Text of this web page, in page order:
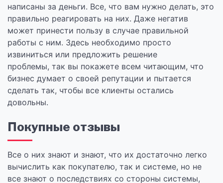
написаны за деньги. Все, что вам нужно делать, это
правильно реагировать на них. Даже негатив
может принести пользу в случае правильной
работы с ним. Здесь необходимо просто
извиниться или предложить решение
проблемы, так вы покажете всем читающим, что
бизнес думает о своей репутации и пытается
сделать так, чтобы все клиенты остались
довольны.
Покупные отзывы
Все о них знают и знают, что их достаточно легко
вычислить как покупателю, так и системе, но не
все знают о последствиях со стороны системы,